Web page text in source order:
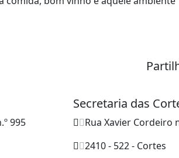
995
Secretaria das
Rua Xavier Cordeiro
2410 - 522 - Cortes